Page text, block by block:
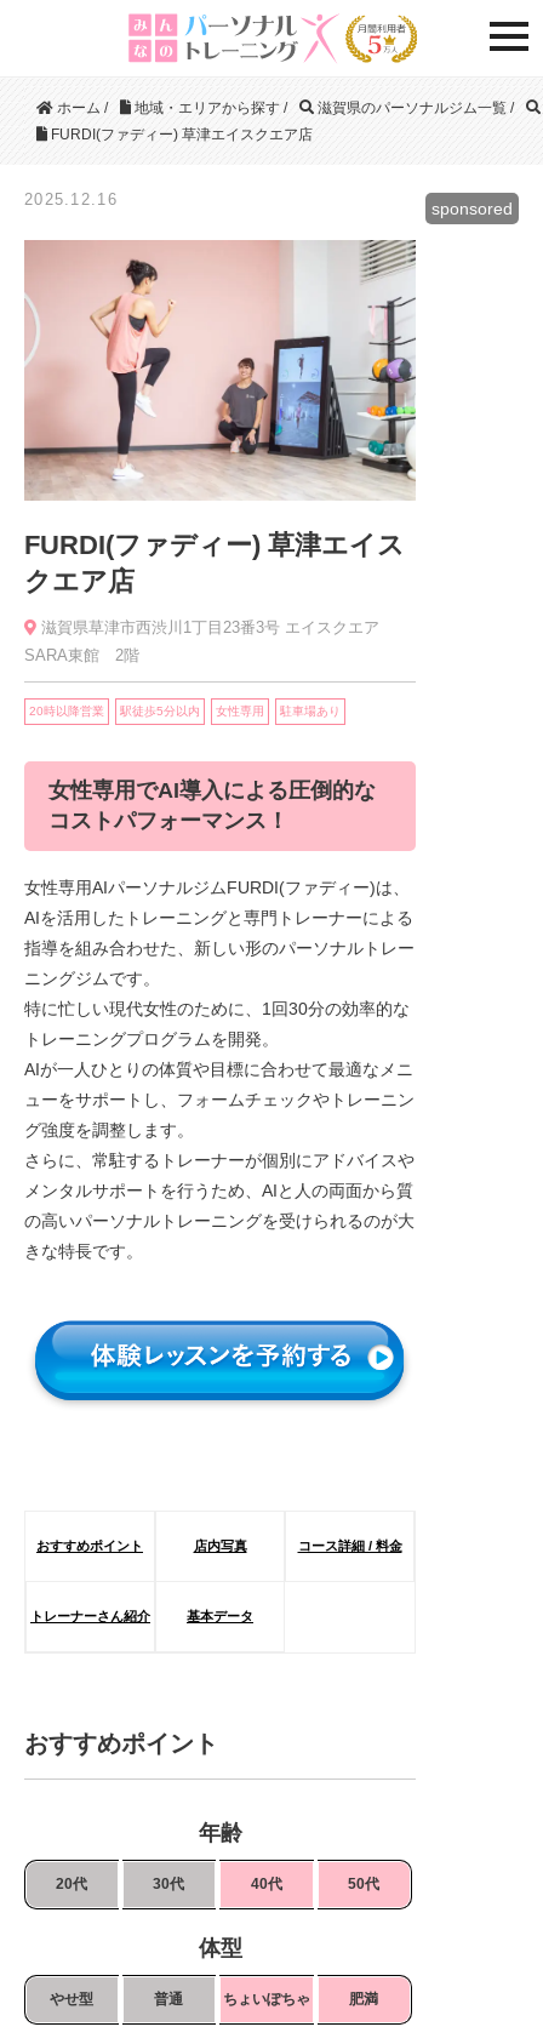
ホーム / 地域・エリアから探す / 滋賀県のパーソナルジム一覧 /
FURDI(ファディー) 草津エイスクエア店
sponsored
2025.12.16
FURDI(ファディー) 草津エイス
クエア店
滋賀県草津市西渋川1丁目23番3号 エイスクエア
SARA東館 2階
20時以降営業 駅徒歩5分以内 女性専用 駐車場あり
女性専用でAI導入による圧倒的な
コストパフォーマンス！
女性専用AIパーソナルジムFURDI(ファディー)は、
AIを活用したトレーニングと専門トレーナーによる
指導を組み合わせた、新しい形のパーソナルトレー
ニングジムです。
特に忙しい現代女性のために、1回30分の効率的な
トレーニングプログラムを開発。
AIが一人ひとりの体質や目標に合わせて最適なメニ
ューをサポートし、フォームチェックやトレーニン
グ強度を調整します。
さらに、常駐するトレーナーが個別にアドバイスや
メンタルサポートを行うため、AIと人の両面から質
の高いパーソナルトレーニングを受けられるのが大
きな特長です。
おすすめポイント 店内写真 コース詳細 / 料金
トレーナーさん紹介 基本データ
おすすめポイント
年齢
20代 30代 40代 50代
体型
やせ型 普通 ちょいぽちゃ 肥満